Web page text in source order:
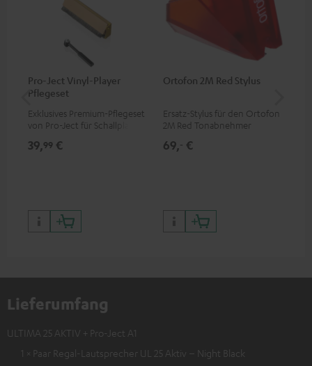
Pro-Ject Vinyl-Player
Pflegeset
Exklusives Premium-Pflegeset
von Pro-Ject für Schallplatten
Webshop erhältlich
39,99 €
Ortofon 2M Red Stylus
Ersatz-Stylus für den Ortofon
2M Red Tonabnehmer
69,‐ €
Lieferumfang
ULTIMA 25 AKTIV + Pro-Ject A1
1 × Paar Regal-Lautsprecher UL 25 Aktiv – Night Black